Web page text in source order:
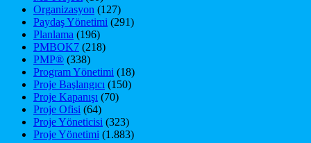
Organizasyon (127)
Paydaş Yönetimi (291)
Planlama (196)
PMBOK7 (218)
PMP® (338)
Program Yönetimi (18)
Proje Başlangıcı (150)
Proje Kapanışı (70)
Proje Ofisi (64)
Proje Yöneticisi (323)
Proje Yönetimi (1.883)